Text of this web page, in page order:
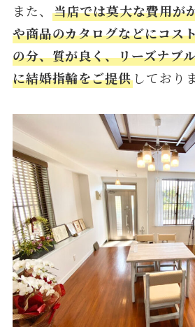
また、 当店では莫大な費用が
や商品のカタログなどにコス
の分、質が良く、リーズナブ
に結婚指輪をご提供しており